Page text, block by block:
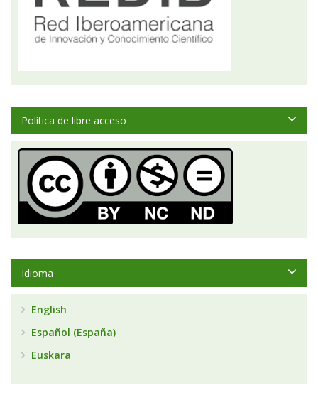
Política de libre acceso
Idioma
English
Español (España)
Euskara